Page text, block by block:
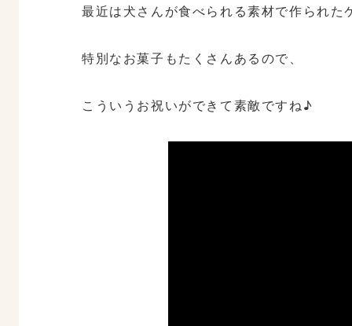
最近は犬さんが食べられる素材で作られた
特別なお菓子もたくさんあるので、
こういうお祝いができて素敵ですね♪